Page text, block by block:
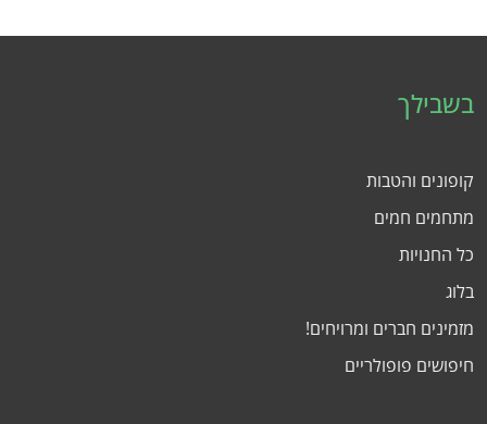
בשבילך
קופונים והטבות
מתחמים חמים
כל החנויות
בלוג
מזמינים חברים ומרויחים!
חיפושים פופולריים